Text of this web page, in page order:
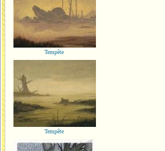
Tempête
Tempête